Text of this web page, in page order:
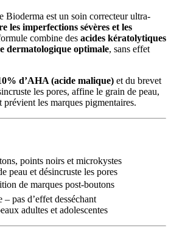
Bioderma est un soin correcteur ultra-
les imperfections sévères et les
combine des acides kératolytiques
dermatologique optimale, sans effet
d’AHA (acide malique) et du brevet
les pores, affine le grain de peau,
prévient les marques pigmentaires.
points noirs et microkystes
peau et désincruste les pores
de marques post-boutons
– pas d’effet desséchant
adultes et adolescentes